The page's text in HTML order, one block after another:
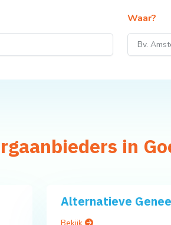
Waar?
in
Alternatieve